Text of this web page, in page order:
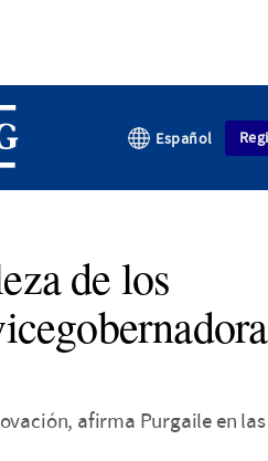
Español
de los
afirma Purgaile en las